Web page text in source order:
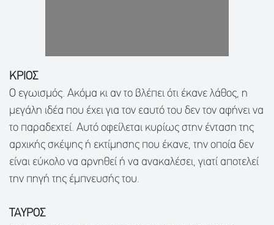
ΚΡΙΟΣ
Ο εγωισμός. Ακόμα κι αν το βλέπει ότι έκανε λάθος, η
μεγάλη ιδέα που έχει για τον εαυτό του δεν τον αφήνει να
το παραδεχτεί. Αυτό οφείλεται κυρίως στην ένταση της
αρχικής σκέψης ή εκτίμησης που έκανε, την οποία δεν
είναι εύκολο να αρνηθεί ή να ανακαλέσει, γιατί αποτελεί
την πηγή της έμπνευσής του.
ΤΑΥΡΟΣ